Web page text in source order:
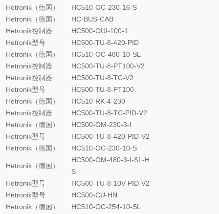
Hetronik（德国）
HC510-OC-230-16-S
Hetronik（德国）
HC-BUS-CAB
Hetronik控制器
HC500-OUI-100-1
Hetronik型号
HC500-TU-8-420-PID
Hetronik（德国）
HC510-OC-480-10-SL
Hetronik控制器
HC500-TU-8-PT100-V2
Hetronik控制器
HC500-TU-8-TC-V2
Hetronik型号
HC500-TU-8-PT100
Hetronik（德国）
HC510-RK-4-230
Hetronik控制器
HC500-TU-8-TC-PID-V2
Hetronik（德国）
HC500-OM-230-3-I
Hetronik型号
HC500-TU-8-420-PID-V2
Hetronik（德国）
HC510-OC-230-10-S
Hetronik（德国）
HC500-OM-480-3-I-SL-H
S
Hetronik型号
HC500-TU-8-10V-PID-V2
Hetronik型号
HC500-CU-HN
Hetronik（德国）
HC510-OC-254-10-SL